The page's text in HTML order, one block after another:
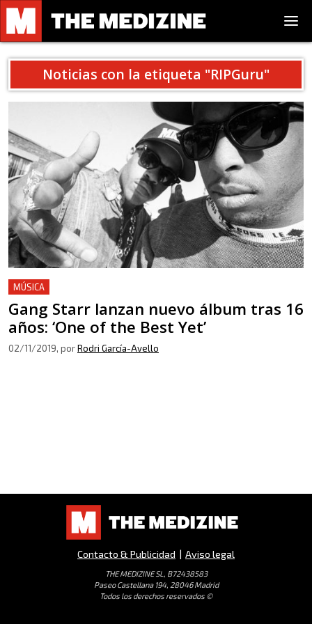
Noticias con la etiqueta "RIPGuru"
MÚSICA
Gang Starr lanzan nuevo álbum tras 16
años: ‘One of the Best Yet’
02/11/2019, porRodri García-Avello
Contacto & Publicidad | Aviso legal
THE MEDIZINE SL, B72438583
Paseo Castellana 194, 28046 Madrid
Todos los derechos reservados ©